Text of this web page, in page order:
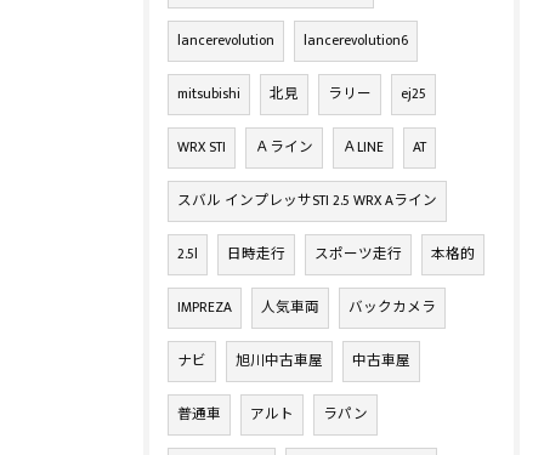
lancerevolution lancerevolution6
mitsubishi 北見 ラリー ej25
WRX STI Ａライン ＡLINE AT
スバル インプレッサSTI 2.5 WRX Aライン
2.5l 日時走行 スポーツ走行 本格的
IMPREZA 人気車両 バックカメラ
ナビ 旭川中古車屋 中古車屋
普通車 アルト ラパン